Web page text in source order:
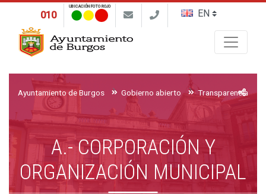
010
UBICACIÓN FOTO ROJO
Ayuntamiento de Burgos Gobierno abierto Transparencia y
A.- CORPORACIÓN Y
ORGANIZACIÓN MUNICIPAL